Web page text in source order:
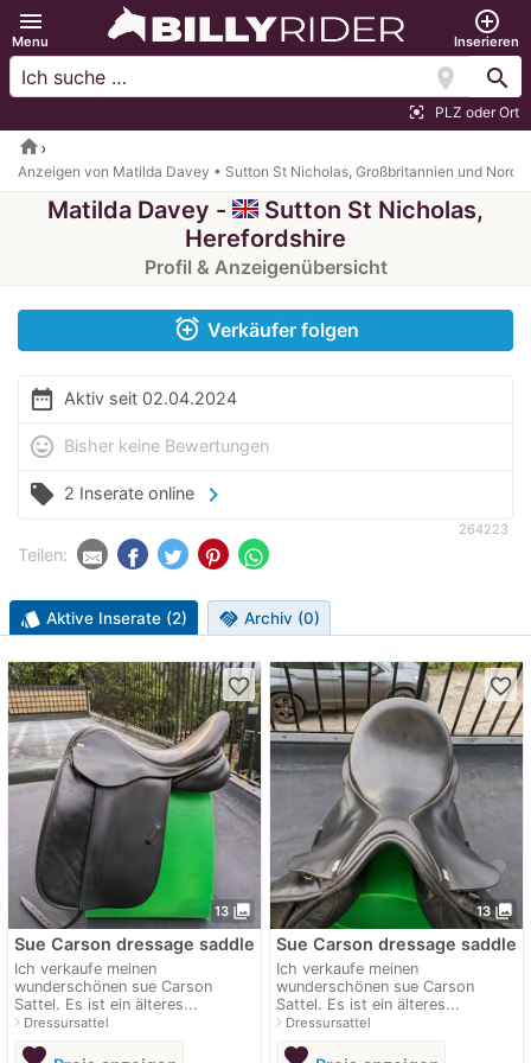
menu
Menu
add_circle_outline
Inserieren
location_on search
center_focus_strong PLZ oder Ort
home
Anzeigen von Matilda Davey • Sutton St Nicholas, Großbritannien und
Matilda Davey -
Sutton St Nicholas,
Herefordshire
Profil & Anzeigenübersicht
alarm_add Verkäufer folgen
date_range Aktiv seit 02.04.2024
mood Bisher keine Bewertungen
local_offer 2 Inserate online chevron_right
264223
Teilen:
style Aktive Inserate (2) handshake Archiv (0)
13 photo_library
favorite_border
Sue Carson dressage saddle
Ich verkaufe meinen
wunderschönen sue Carson
Sattel. Es ist ein älteres...
navigate_nextDressursattel
favorite
13 photo_library
favorite_border
Sue Carson dressage saddle
Ich verkaufe meinen
wunderschönen sue Carson
Sattel. Es ist ein älteres...
navigate_nextDressursattel
favorite